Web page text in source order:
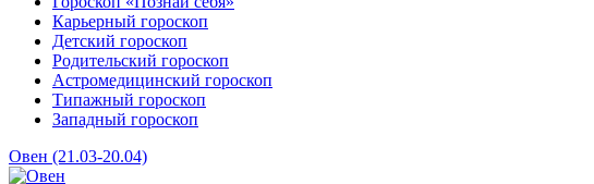
Карьерный гороскоп
Детский гороскоп
Родительский гороскоп
Астромедицинский гороскоп
Типажный гороскоп
Западный гороскоп
Овен (21.03-20.04)